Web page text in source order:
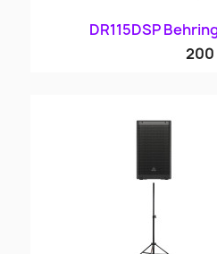
DR115DSP
200